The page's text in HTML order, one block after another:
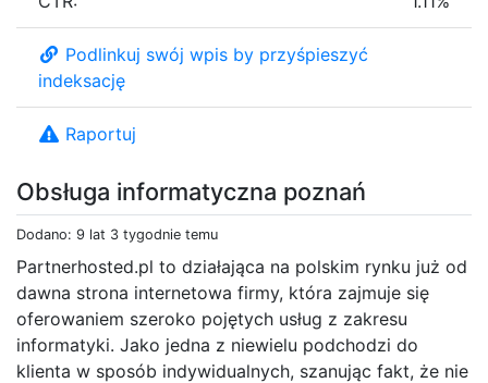
Obsługa informatyczna poznań
Dodano: 9 lat 3 tygodnie temu
Partnerhosted.pl to działająca na polskim rynku już od
dawna strona internetowa firmy, która zajmuje się
oferowaniem szeroko pojętych usług z zakresu
informatyki. Jako jedna z niewielu podchodzi do
klienta w sposób indywidualnych, szanując fakt, że nie
Podlinkuj swój wpis by przyśpieszyć
indeksację
Raportuj